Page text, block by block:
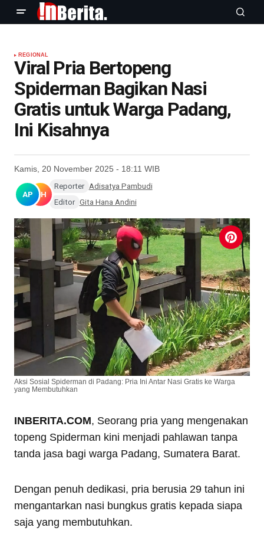
REGIONAL
Viral Pria Bertopeng
Spiderman Bagikan Nasi
Gratis untuk Warga Padang,
Ini Kisahnya
Kamis, 20 November 2025 - 18:11 WIB
AP GH
Reporter Adisatya Pambudi
Editor Gita Hana Andini
Aksi Sosial Spiderman di Padang: Pria Ini Antar Nasi Gratis ke Warga
yang Membutuhkan
INBERITA.COM, Seorang pria yang mengenakan
topeng Spiderman kini menjadi pahlawan tanpa
tanda jasa bagi warga Padang, Sumatera Barat.
Dengan penuh dedikasi, pria berusia 29 tahun ini
mengantarkan nasi bungkus gratis kepada siapa
saja yang membutuhkan.